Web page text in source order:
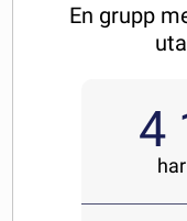
En grupp
4